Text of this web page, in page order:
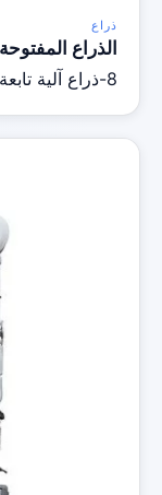
ذراع
الذراع المفتوحة
8-ذراع آلية تابعة لوزارة المالية – التقاط في نفس اليوم